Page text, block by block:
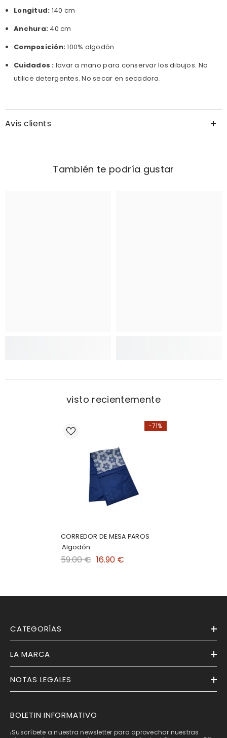
Longitud: 140 cm
Anchura: 40 cm
Composición:100% algodón
Cuidados : lavar a mano para conservar los dibujos. No
utilice detergentes. No secar en secadora.
Avis clients
También te podría gustar
visto recientemente
-71%
CORREDOR DE MESA PAROS
Algodón
59.00 € 16.90 €
CATEGORÍAS
LA MARCA
NOTAS LEGALES
BOLETIN INFORMATIVO
¡Suscríbete a nuestra newsletter para aprovechar nuestras